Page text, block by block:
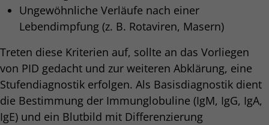
Ungewöhnliche Verläufe nach einer
Lebendimpfung (z. B. Rotaviren, Masern)
Treten diese Kriterien auf, sollte an das Vorliegen
von PID gedacht und zur weiteren Abklärung, eine
Stufendiagnostik erfolgen. Als Basisdiagnostik dient
die Bestimmung der Immunglobuline (IgM, IgG, IgA,
IgE) und ein Blutbild mit Differenzierung